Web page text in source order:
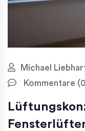
Michael
Kommentare